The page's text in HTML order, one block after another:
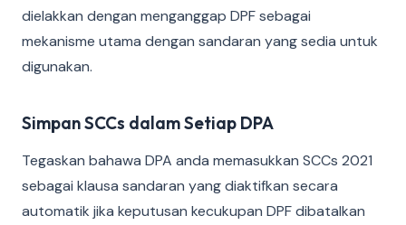
dielakkan dengan menganggap DPF sebagai
mekanisme utama dengan sandaran yang sedia untuk
digunakan.
Simpan SCCs dalam Setiap DPA
Tegaskan bahawa DPA anda memasukkan SCCs 2021
sebagai klausa sandaran yang diaktifkan secara
automatik jika keputusan kecukupan DPF dibatalkan